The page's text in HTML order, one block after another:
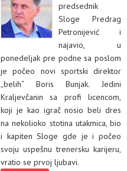
predsednik
Sloge Predrag
Petronijević i
najavio, u
ponedeljak pre podne sa poslom
je počeo novi sportski direktor
„belih“ Boris Bunjak. Jedini
Kraljevčanin sa profi licencom,
koji je kao igrač nosio beli dres
na nekolioko stotina utakmica, bio
i kapiten Sloge gde je i počeo
svoju uspešnu trenersku karijeru,
vratio se prvoj ljubavi.